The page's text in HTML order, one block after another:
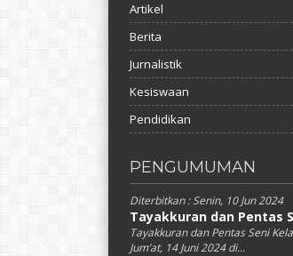
Artikel
Berita
Jurnalistik
Kesiswaan
Pendidikan
PENGUMUMAN
Diterbitkan :Senin, 10 Jun 2024
Tayakkuran dan Pentas
Tayakkuran dan Pentas Seni
Jum’at, 14 Juni 2024 di...